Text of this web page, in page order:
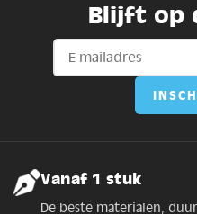
Blijft op
Vanaf 1 stuk
De beste materialen,